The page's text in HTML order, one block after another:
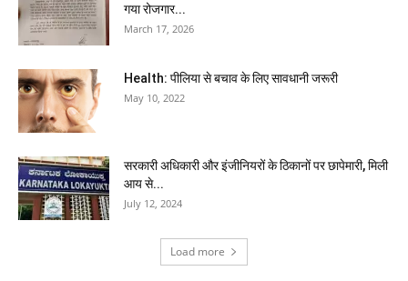
गया रोजगार...
March 17, 2026
Health: पीलिया से बचाव के लिए सावधानी जरूरी
May 10, 2022
सरकारी अधिकारी और इंजीनियरों के ठिकानों पर छापेमारी, मिली
आय से...
July 12, 2024
Load more